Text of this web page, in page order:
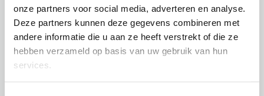
onze partners voor social media, adverteren en analyse.
Deze partners kunnen deze gegevens combineren met
andere informatie die u aan ze heeft verstrekt of die ze
hebben verzameld op basis van uw gebruik van hun
services.